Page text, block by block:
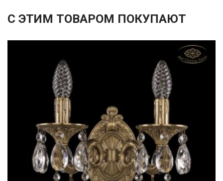
С ЭТИМ ТОВАРОМ ПОКУПАЮТ